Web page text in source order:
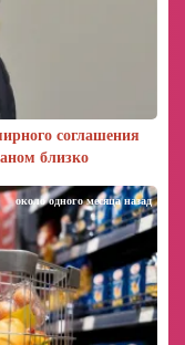
соглашения
близко
около одного месяца назад